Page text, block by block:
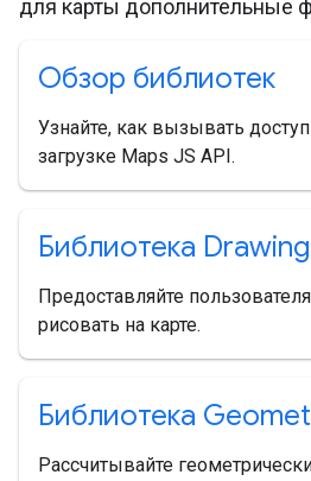
для карты дополнительные
Обзор библиотек
Узнайте, как вызывать
загрузке Maps JS API.
Библиотека Drawing
Предоставляйте
рисовать на карте.
Библиотека
Рассчитывайте